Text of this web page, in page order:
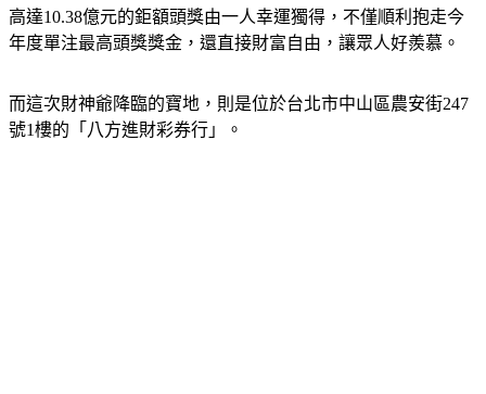
高達10.38億元的鉅額頭獎由一人幸運獨得，不僅順利抱走今
年度單注最高頭獎獎金，還直接財富自由，讓眾人好羨慕。
而這次財神爺降臨的寶地，則是位於台北市中山區農安街247
號1樓的「八方進財彩券行」。